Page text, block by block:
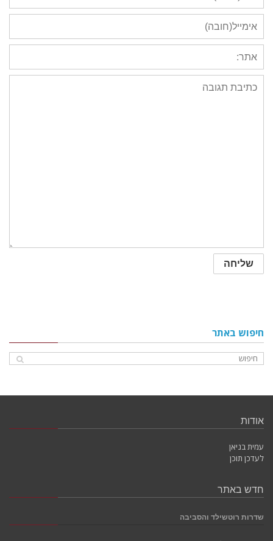
חיפוש באתר
אודות
עמית בניאן
לעדכן תוכן
חדש באתר
שדרות רוטשילד והסביבה